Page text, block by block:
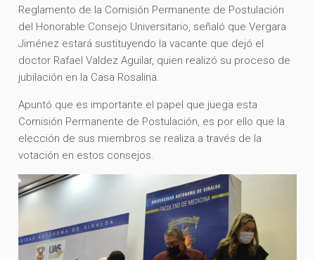
Reglamento de la Comisión Permanente de Postulación
del Honorable Consejo Universitario, señaló que Vergara
Jiménez estará sustituyendo la vacante que dejó el
doctor Rafael Valdez Aguilar, quien realizó su proceso de
jubilación en la Casa Rosalina.
Apuntó que es importante el papel que juega esta
Comisión Permanente de Postulación, es por ello que la
elección de sus miembros se realiza a través de la
votación en estos consejos.